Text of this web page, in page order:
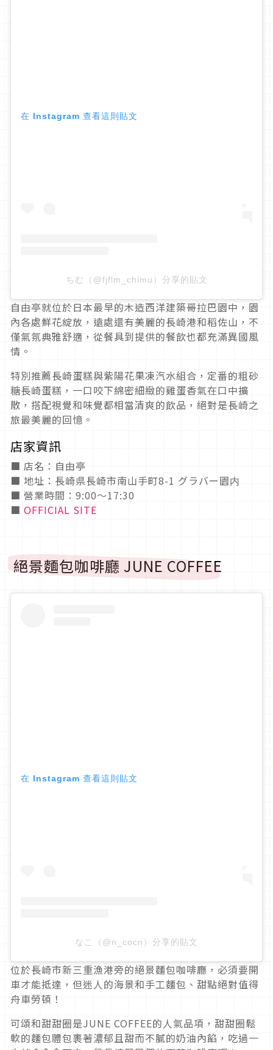
在 Instagram 查看這則貼文
ちむ（@fjflm_chimu）分享的貼文
自由亭就位於日本最早的木造西洋建築哥拉巴園中，園
內各處鮮花綻放，遠處還有美麗的長崎港和稻佐山，不
僅氣氛典雅舒適，從餐具到提供的餐飲也都充滿異國風
情。
特別推薦長崎蛋糕與紫陽花果凍汽水組合，定番的粗砂
糖長崎蛋糕，一口咬下綿密細緻的雞蛋香氣在口中擴
散，搭配視覺和味覺都相當清爽的飲品，絕對是長崎之
旅最美麗的回憶。
店家資訊
■ 店名：自由亭
■ 地址：長崎県長崎市南山手町8-1 グラバー園内
■ 營業時間：9:00～17:30
■ OFFICIAL SITE
絕景麵包咖啡廳 JUNE COFFEE
在 Instagram 查看這則貼文
なこ（@n_cocn）分享的貼文
位於長崎市新三重漁港旁的絕景麵包咖啡廳，必須要開
車才能抵達，但迷人的海景和手工麵包、甜點絕對值得
舟車勞頓！
可頌和甜甜圈是JUNE COFFEE的人氣品項，甜甜圈鬆
軟的麵包體包裹著濃郁且甜而不膩的奶油內餡，吃過一